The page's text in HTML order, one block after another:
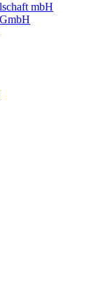
mbH